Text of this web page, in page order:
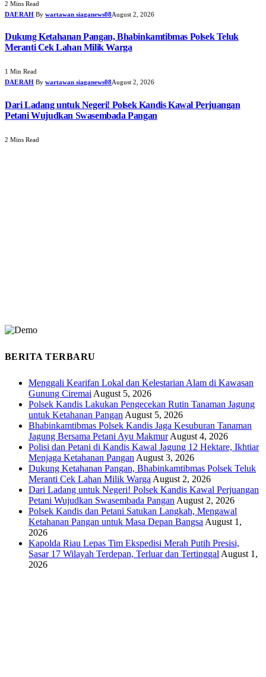
2 Mins Read
DAERAH By wartawan siaganews08August 2, 2026
Dukung Ketahanan Pangan, Bhabinkamtibmas Polsek Teluk
Meranti Cek Lahan Milik Warga
1 Min Read
DAERAH By wartawan siaganews08August 2, 2026
Dari Ladang untuk Negeri! Polsek Kandis Kawal Perjuangan
Petani Wujudkan Swasembada Pangan
2 Mins Read
BERITA TERBARU
Menggali Kearifan Lokal dan Kelestarian Alam di Kawasan
Gunung Ciremai August 5, 2026
Polsek Kandis Lakukan Pengecekan Rutin Tanaman Jagung
untuk Ketahanan Pangan August 5, 2026
Bhabinkamtibmas Polsek Kandis Jaga Kesuburan Tanaman
Jagung Bersama Petani Ayu Makmur August 4, 2026
Polisi dan Petani di Kandis Kawal Jagung 12 Hektare, Ikhtiar
Menjaga Ketahanan Pangan August 3, 2026
Dukung Ketahanan Pangan, Bhabinkamtibmas Polsek Teluk
Meranti Cek Lahan Milik Warga August 2, 2026
Dari Ladang untuk Negeri! Polsek Kandis Kawal Perjuangan
Petani Wujudkan Swasembada Pangan August 2, 2026
Polsek Kandis dan Petani Satukan Langkah, Mengawal
Ketahanan Pangan untuk Masa Depan Bangsa August 1,
2026
Kapolda Riau Lepas Tim Ekspedisi Merah Putih Presisi,
Sasar 17 Wilayah Terdepan, Terluar dan Tertinggal August 1,
2026